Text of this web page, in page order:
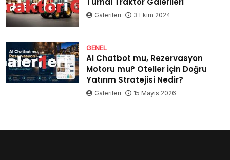
Galerileri 3 Ekim 2024
GENEL
AI Chatbot mu, Rezervasyon
Motoru mu? Oteller İçin Doğru
Yatırım Stratejisi Nedir?
Galerileri 15 Mayıs 2026